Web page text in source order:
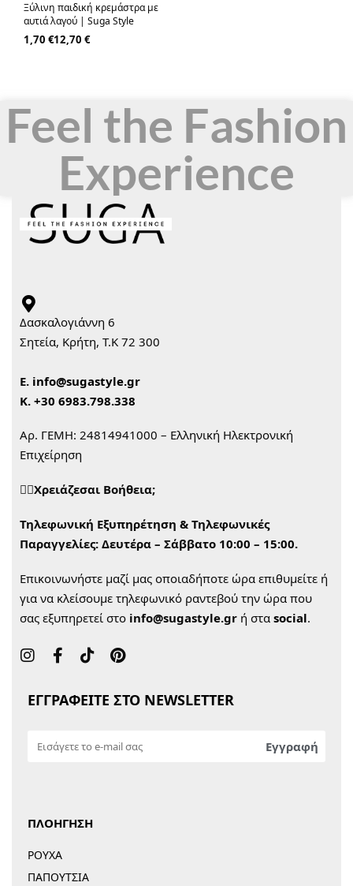
Ξύλινη παιδική κρεμάστρα με
αυτιά λαγού | Suga Style
1,70 €12,70€
Feel the Fashion
Experience
Δασκαλογιάννη 6
Σητεία, Κρήτη, Τ.Κ 72 300
Ε. info@sugastyle.gr
Κ. +30 6983.798.338
Αρ. ΓΕΜΗ: 24814941000 – Ελληνική Ηλεκτρονική
Επιχείρηση
🙋‍♀️Χρειάζεσαι Βοήθεια;
Τηλεφωνική Εξυπηρέτηση & Τηλεφωνικές
Παραγγελίες: Δευτέρα – Σάββατο 10:00 – 15:00.
Επικοινωνήστε μαζί μας οποιαδήποτε ώρα επιθυμείτε ή
για να κλείσουμε τηλεφωνικό ραντεβού την ώρα που
σας εξυπηρετεί στο info@sugastyle.gr ή στα social.
ΕΓΓΡΑΦΕΙΤΕ ΣΤΟ NEWSLETTER
ΠΛΟΗΓΗΣΗ
ΡΟΥΧΑ
ΠΑΠΟΥΤΣΙΑ